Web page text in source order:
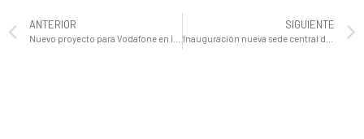
ANTERIOR SIGUIENTE